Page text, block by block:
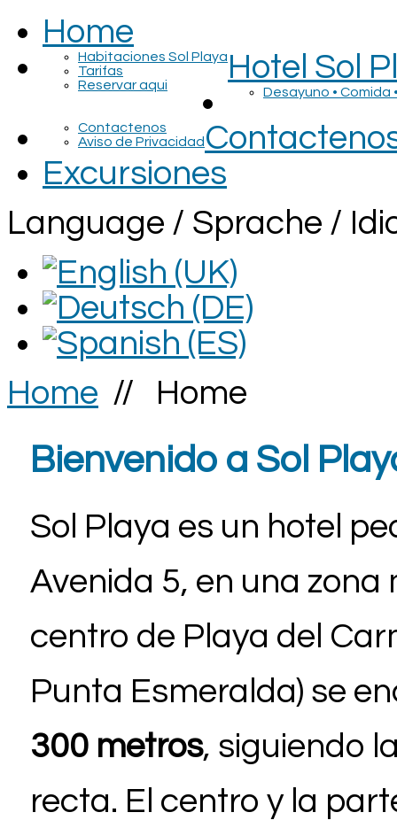
Home
Hotel Sol
Habitaciones Sol Playa
Tarifas
Reservar aqui
Desayuno • Comida
Contactenos
Aviso de Privacidad
Excursiones
Language / Sprache /
Home // Home
Bienvenido a Sol
Sol Playa es un hotel
Avenida 5, en una
centro de Playa del
Punta Esmeralda) se
300 metros, siguiendo
recta. El centro y la